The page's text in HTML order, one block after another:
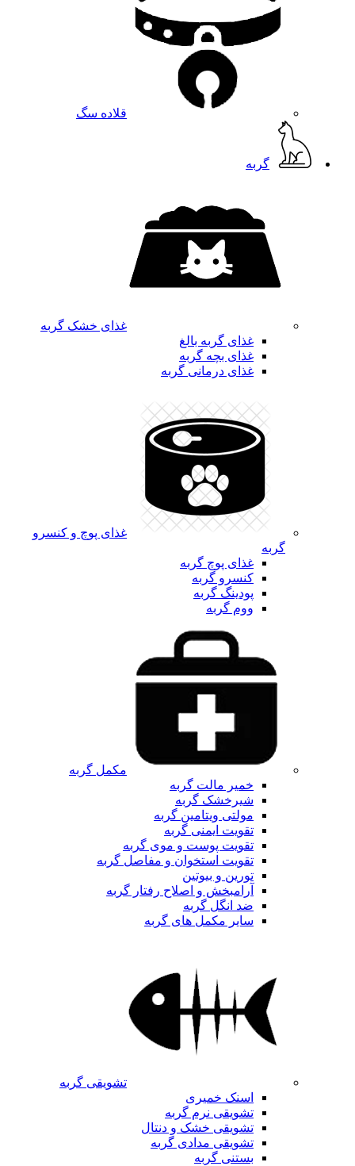
قلاده سگ
گربه
غذای خشک گربه
غذای گربه بالغ
غذای بچه گربه
غذای درمانی گربه
غذای پوچ و کنسرو
گربه
غذای پوچ گربه
کنسرو گربه
پودینگ گربه
ووم گربه
مکمل گربه
خمیر مالت گربه
شیرخشک گربه
مولتی ویتامین گربه
تقویت ایمنی گربه
تقویت پوست و موی گربه
تقویت استخوان و مفاصل گربه
تورین و بیوتین
آرامبخش و اصلاح رفتار گربه
ضد انگل گربه
سایر مکمل های گربه
تشویقی گربه
اسنک خمیری
تشویقی نرم گربه
تشویقی خشک و دنتال
تشویقی مدادی گربه
بستنی گربه